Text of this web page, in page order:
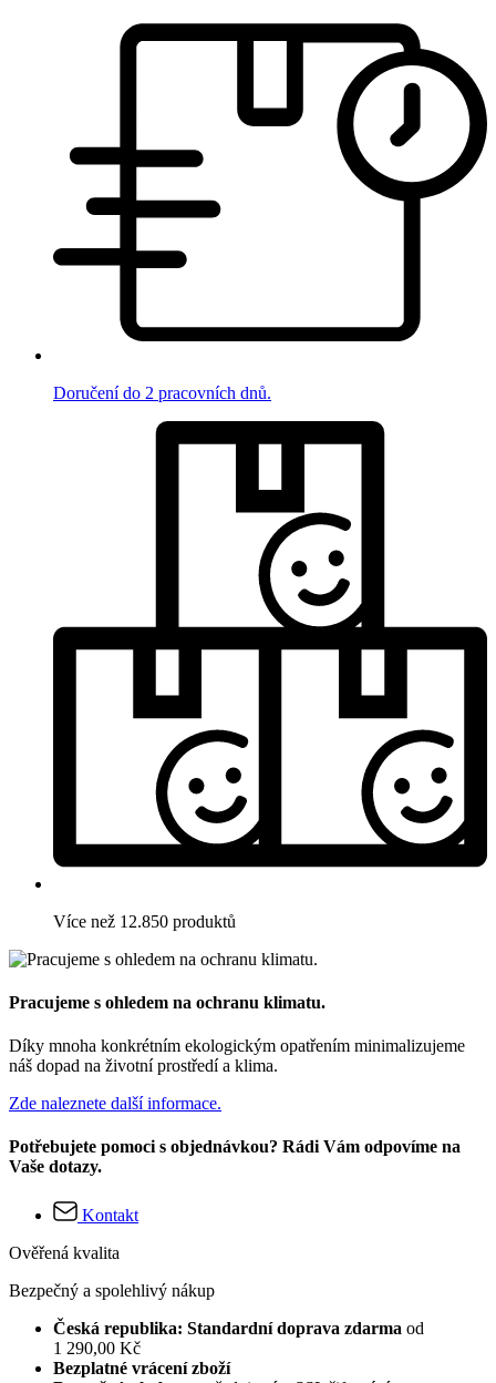
Doručení do 2 pracovních dnů.
Více než 12.850 produktů
Pracujeme s ohledem na ochranu klimatu.
Díky mnoha konkrétním ekologickým opatřením minimalizujeme
náš dopad na životní prostředí a klima.
Zde naleznete další informace.
Potřebujete pomoci s objednávkou? Rádi Vám odpovíme na
Vaše dotazy.
Kontakt
Ověřená kvalita
Bezpečný a spolehlivý nákup
Česká republika: Standardní doprava zdarma od
1 290,00 Kč
Bezplatné vrácení zboží